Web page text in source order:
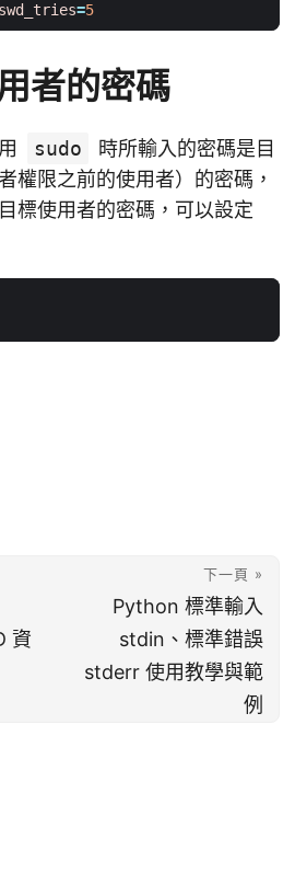
=5
者的密碼
sudo
時所輸入的密碼是目
權限之前的使用者）的密碼，
標使用者的密碼，可以設定
資
下一頁 »
Python 標準輸入
stdin、標準錯誤
stderr 使用教學與範
例